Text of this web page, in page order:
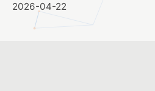
2026-04-22